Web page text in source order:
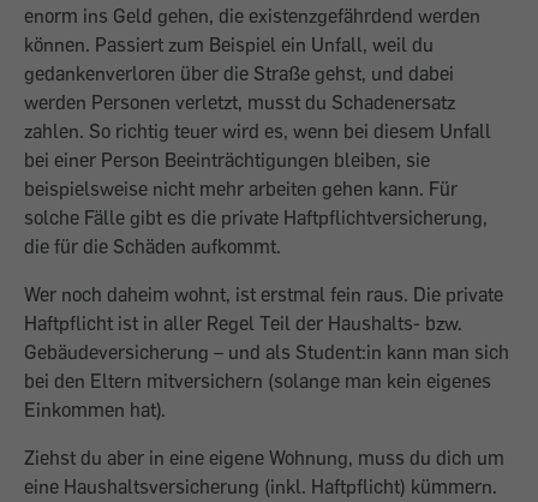
enorm ins Geld gehen, die existenzgefährdend werden
können. Passiert zum Beispiel ein Unfall, weil du
gedankenverloren über die Straße gehst, und dabei
werden Personen verletzt, musst du Schadenersatz
zahlen. So richtig teuer wird es, wenn bei diesem Unfall
bei einer Person Beeinträchtigungen bleiben, sie
beispielsweise nicht mehr arbeiten gehen kann. Für
solche Fälle gibt es die private Haftpflichtversicherung,
die für die Schäden aufkommt.
Wer noch daheim wohnt, ist erstmal fein raus. Die private
Haftpflicht ist in aller Regel Teil der Haushalts- bzw.
Gebäudeversicherung – und als Student:in kann man sich
bei den Eltern mitver­sichern (solange man kein eigenes
Einkommen hat).
Ziehst du aber in eine eigene Wohnung, muss du dich um
eine Haushaltsversicherung (inkl. Haftpflicht) kümmern.